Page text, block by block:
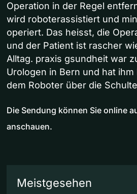
Operation in der Regel
wird roboterassistiert und
operiert. Das heisst, die
und der Patient ist rascher
Alltag. praxis gsundheit war
Urologen in Bern und hat
dem Roboter über die
Die Sendung können Sie online
anschauen.
Meistgesehen